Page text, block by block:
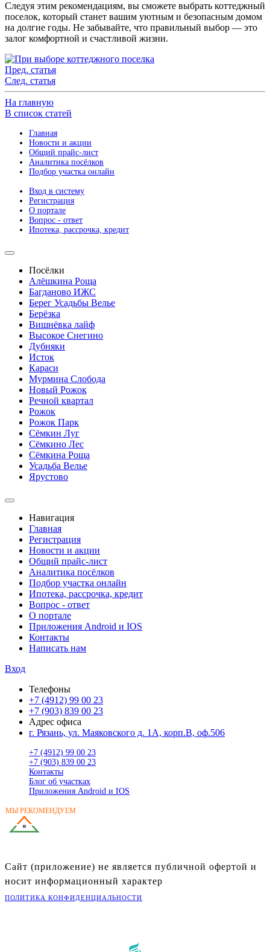
Следуя этим рекомендациям, вы сможете выбрать коттеджный
поселок, который станет вашим уютным и безопасным домом
на долгие годы. Не забывайте, что правильный выбор — это
залог комфортной и счастливой жизни.
Пред. статья
След. статья
На главную
В список статей
Главная
Новости и акции
Общий прайс-лист
Аналитика посёлков
Подбор участка онлайн
Вход в систему
Регистрация
О портале
Вопрос - ответ
Ипотека, рассрочка, кредит
Посёлки
Алёшкина Роща
Багданово ИЖС
Берег Усадьбы Велье
Берёзка
Вишнёвка лайф
Высокое Снегино
Дубняки
Исток
Караси
Мурмина Слобода
Новый Рожок
Речной квартал
Рожок
Рожок Парк
Сёмкин Луг
Сёмкино Лес
Сёмкина Роща
Усадьба Велье
Ярустово
Навигация
Главная
Регистрация
Новости и акции
Общий прайс-лист
Аналитика посёлков
Подбор участка онлайн
Ипотека, рассрочка, кредит
Вопрос - ответ
О портале
Приложения Android и IOS
Контакты
Написать нам
Вход
Телефоны
+7 (4912) 99 00 23
+7 (903) 839 00 23
Адрес офиса
г. Рязань, ул. Маяковского д. 1А, корп.В, оф.506
+7 (4912) 99 00 23
+7 (903) 839 00 23
Контакты
Блог об участках
Приложения Android и IOS
МЫ РЕКОМЕНДУЕМ
Сайт (приложение) не является публичной офертой и
носит информационный характер
ПОЛИТИКА КОНФИДЕНЦИАЛЬНОСТИ